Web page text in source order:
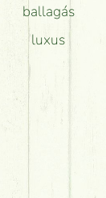
ballagás
luxus